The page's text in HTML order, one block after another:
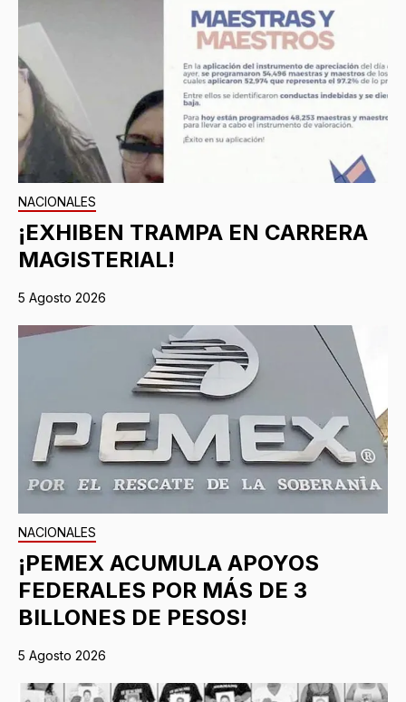
NACIONALES
¡EXHIBEN TRAMPA EN CARRERA
MAGISTERIAL!
5 Agosto 2026
NACIONALES
¡PEMEX ACUMULA APOYOS
FEDERALES POR MÁS DE 3
BILLONES DE PESOS!
5 Agosto 2026